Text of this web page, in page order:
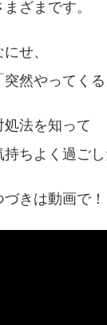
まざまです。
にせ、
突然やってく
処法を知って
持ちよく過ご
づきは動画で！